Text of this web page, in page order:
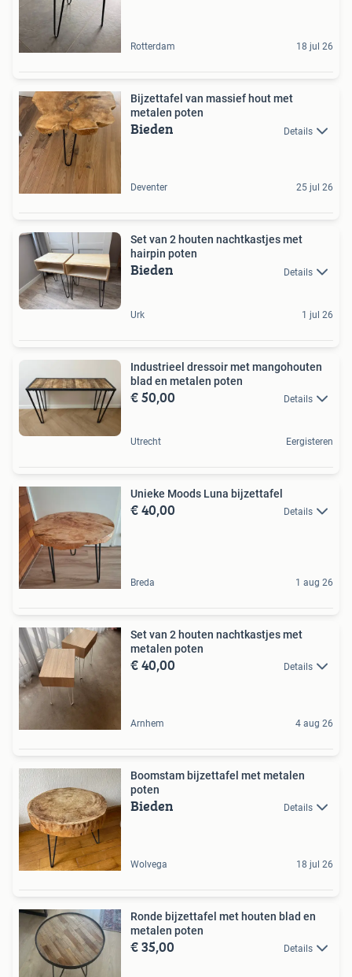
Rotterdam 18 jul 26
Bijzettafel van massief hout met
metalen poten
Bieden Details
Deventer 25 jul 26
Set van 2 houten nachtkastjes met
hairpin poten
Bieden Details
Urk 1 jul 26
Industrieel dressoir met mangohouten
blad en metalen poten
€ 50,00 Details
Utrecht Eergisteren
Unieke Moods Luna bijzettafel
€ 40,00 Details
Breda 1 aug 26
Set van 2 houten nachtkastjes met
metalen poten
€ 40,00 Details
Arnhem 4 aug 26
Boomstam bijzettafel met metalen
poten
Bieden Details
Wolvega 18 jul 26
Ronde bijzettafel met houten blad en
metalen poten
€ 35,00 Details